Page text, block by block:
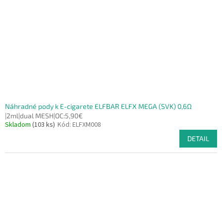
Náhradné pody k E-cigarete ELFBAR ELFX MEGA (SVK) 0,6Ω
|2ml|dual MESH|OC:5,90€
Skladom (103 ks) Kód: ELFXM008
DETAIL